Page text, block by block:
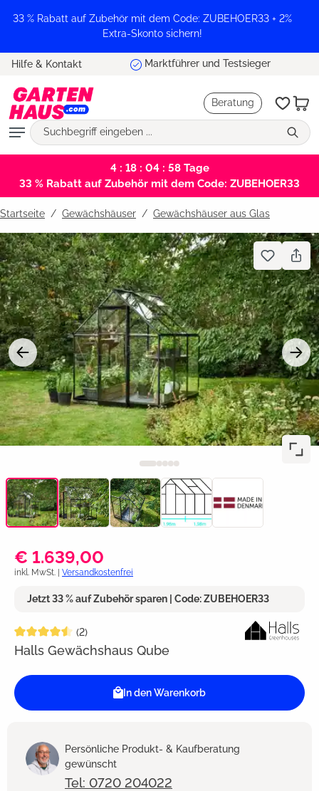
springen
33 % Rabatt auf Zubehör mit dem Code: ZUBEHOER33 + 2%
Extra-Skonto sichern!
Hilfe & Kontakt Marktführer und Testsieger
Beratung
4 : 18 : 04 : 57Tage
33 % Rabatt auf Zubehör mit dem Code: ZUBEHOER33
Startseite Gewächshäuser / Gewächshäuser aus Glas
Bildergalerie überspringen
€ 1.639,00
inkl. MwSt. | Versandkostenfrei
Jetzt 33 % auf Zubehör sparen | Code: ZUBEHOER33
Durchschnittliche Bewertung von 4.5 von 5 Sternen
(2)
Halls Gewächshaus Qube
In den Warenkorb
Persönliche Produkt- & Kaufberatung
gewünscht
Tel: 0720 204022